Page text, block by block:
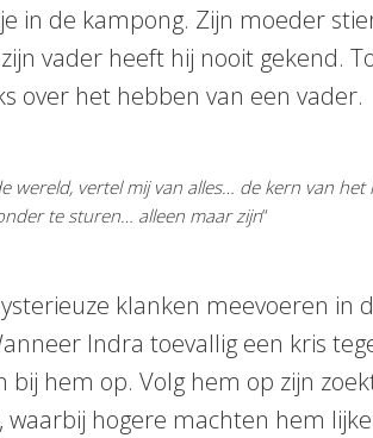
in de kampong. Zijn moeder
vader heeft hij nooit gekend.
over het hebben van een vader.
wereld, vertel mij van alles… de kern van het
te sturen… alleen maar zijn“
klanken meevoeren in
Indra toevallig een kris
bij hem op. Volg hem op zijn
waarbij hogere machten hem